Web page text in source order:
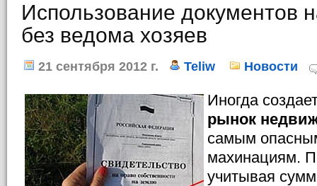
Использование документов
без ведома хозяев
21 сентября 2012 г. Teliw Новости
Иногда
рынок
самым
махинациям.
учитывая